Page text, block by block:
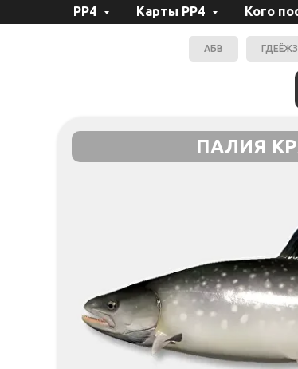
РР4 Карты РР4 Кого
АБВ ГДЕЁЖЗ
ПАЛИЯ